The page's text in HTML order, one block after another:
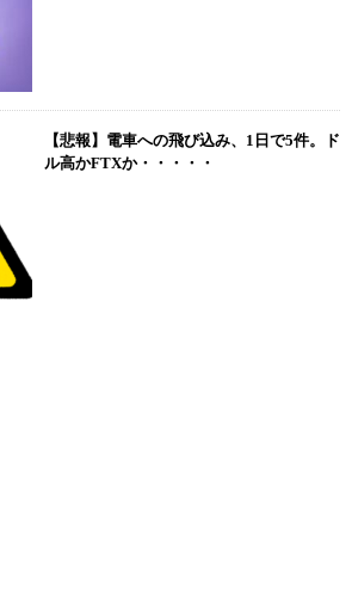
【悲報】電車への飛び込み、1日で5件。ド
ル高かFTXか・・・・・